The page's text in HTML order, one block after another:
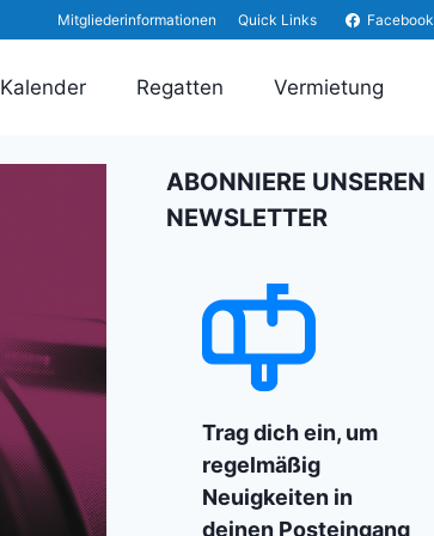
Mitgliederinformationen Quick Links Facebook
Kalender Regatten Vermietung
ABONNIERE UNSEREN
NEWSLETTER
Trag dich ein, um
regelmäßig
Neuigkeiten in
deinen Posteingang